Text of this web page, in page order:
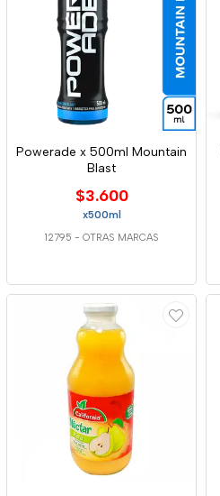
Powerade x 500ml Mountain
Blast
$3.600
x500ml
12795 - OTRAS MARCAS